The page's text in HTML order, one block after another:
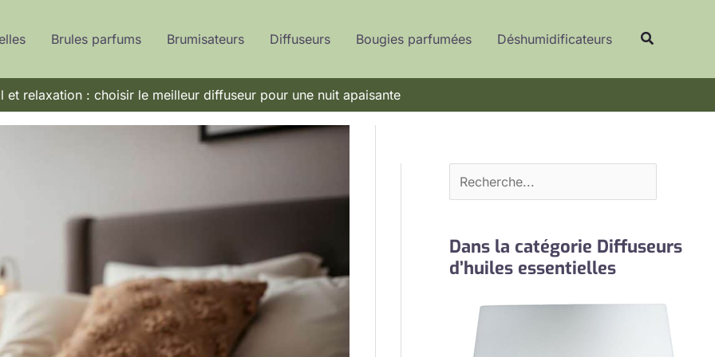
Brules parfums Brumisateurs Diffuseurs Bougies parfumées Déshumidificateurs
et relaxation : choisir le meilleur diffuseur pour une nuit apaisante
e
e
c
r
Dans la catégorie Diffuseurs
d’huiles essentielles